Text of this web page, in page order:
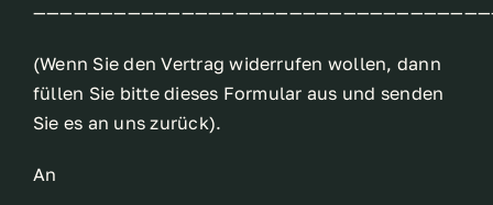
(Wenn Sie den Vertrag widerrufen wollen, dann
füllen Sie bitte dieses Formular aus und senden
Sie es an uns zurück).
An